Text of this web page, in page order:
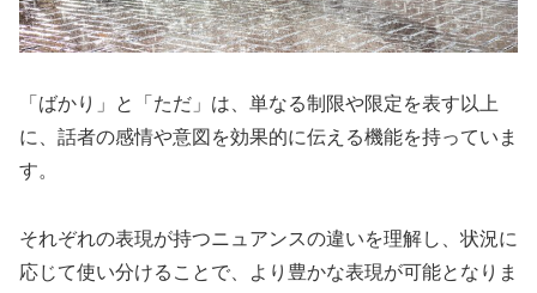
「ばかり」と「ただ」は、単なる制限や限定を表す以上
に、話者の感情や意図を効果的に伝える機能を持っていま
す。
それぞれの表現が持つニュアンスの違いを理解し、状況に
応じて使い分けることで、より豊かな表現が可能となりま